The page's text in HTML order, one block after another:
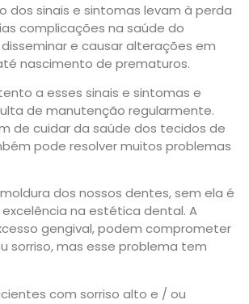
dos sinais e sintomas levam à perda
complicações na saúde do
e causar alterações em
nascimento de prematuros.
a esses sinais e sintomas e
de manutenção regularmente.
de cuidar da saúde dos tecidos de
pode resolver muitos problemas
dos nossos dentes, sem ela é
na estética dental. A
gengival, podem comprometer
sorriso, mas esse problema tem
com sorriso alto e / ou